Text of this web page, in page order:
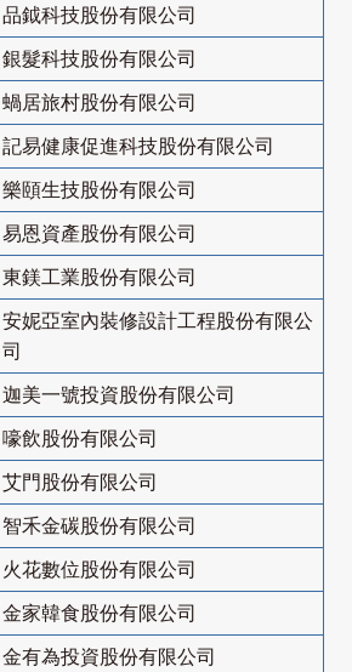
品鉞科技股份有限公司
銀髮科技股份有限公司
蝸居旅村股份有限公司
記易健康促進科技股份有限公司
樂頤生技股份有限公司
易恩資產股份有限公司
東鎂工業股份有限公司
安妮亞室內裝修設計工程股份有限公
司
迦美一號投資股份有限公司
嚎飲股份有限公司
艾門股份有限公司
智禾金碳股份有限公司
火花數位股份有限公司
金家韓食股份有限公司
金有為投資股份有限公司